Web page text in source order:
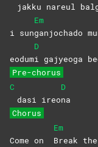
jakku nareul
i sun
Em
ganjochado
eodum
D
i gajyeoga
Pre-chorus
C
dasi ireo
D
na
Chorus
Come on
Em
Break